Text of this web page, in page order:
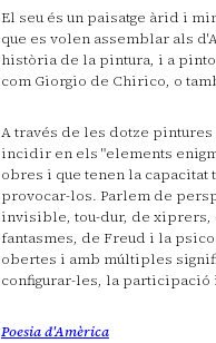
El seu és un paisatge àrid i
que es volen assemblar als
història de la pintura, i a
com Giorgio de Chirico, o
A través de les dotze pintures
incidir en els "elements
obres i que tenen la
provocar-los. Parlem de
invisible, tou-dur, de
fantasmes, de Freud i la
obertes i amb múltiples
configurar-les, la
Poesia d'Amèrica